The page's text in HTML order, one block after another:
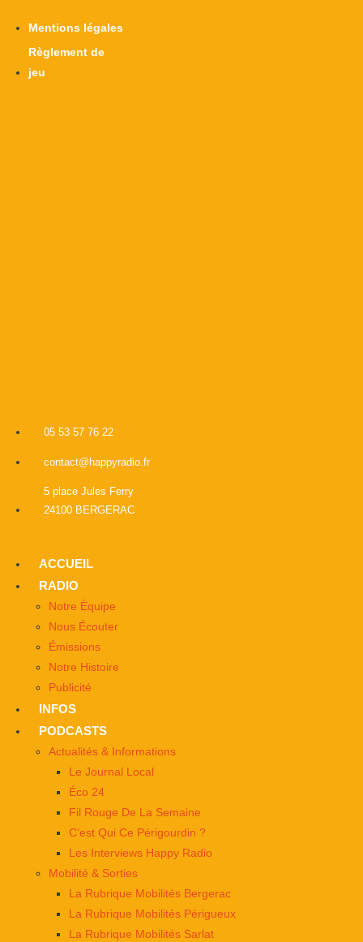
Mentions légales
Règlement de
jeu
05 53 57 76 22
contact@happyradio.fr
5 place Jules Ferry
24100 BERGERAC
ACCUEIL
RADIO
Notre Équipe
Nous Écouter
Émissions
Notre Histoire
Publicité
INFOS
PODCASTS
Actualités & Informations
Le Journal Local
Éco 24
Fil Rouge De La Semaine
C’est Qui Ce Périgourdin ?
Les Interviews Happy Radio
Mobilité & Sorties
La Rubrique Mobilités Bergerac
La Rubrique Mobilités Périgueux
La Rubrique Mobilités Sarlat